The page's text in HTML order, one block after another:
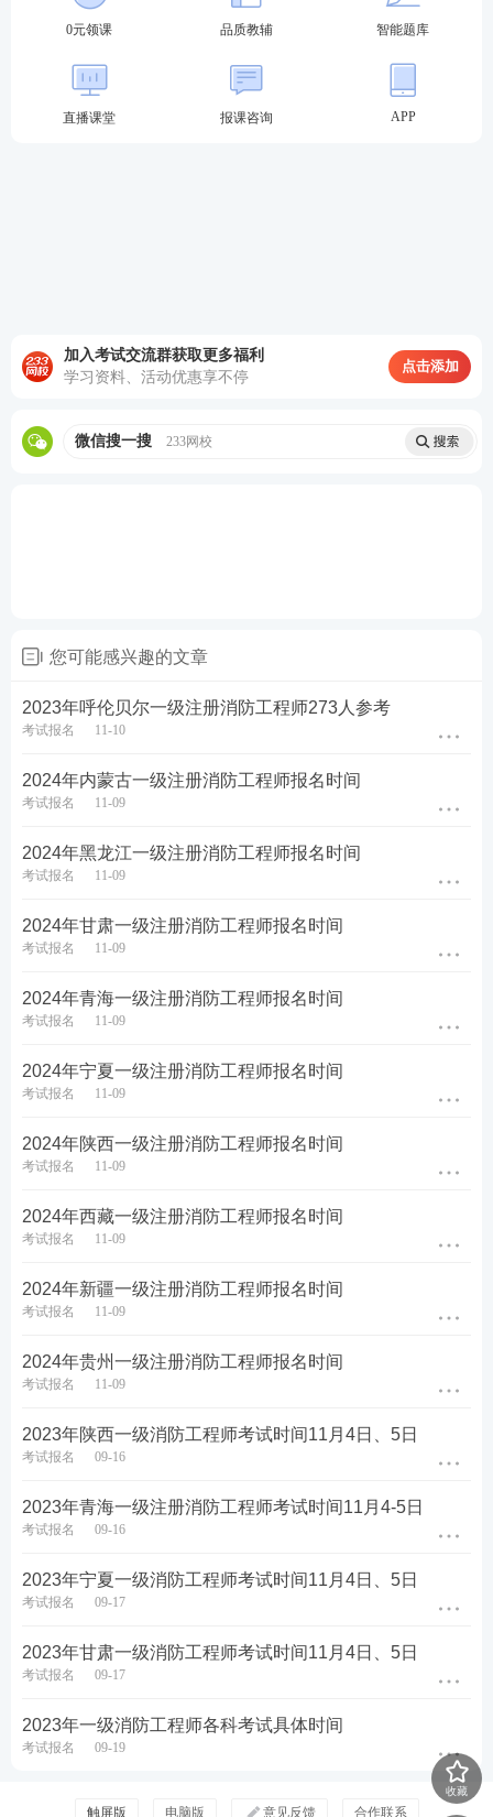
0元领课 品质教辅 智能题库
直播课堂 报课咨询 APP
加入考试交流群获取更多福利
学习资料、活动优惠享不停
点击添加
微信搜一搜 233网校
您可能感兴趣的文章
2023年呼伦贝尔一级注册消防工程师273人参考
考试报名 11-10
2024年内蒙古一级注册消防工程师报名时间
考试报名 11-09
2024年黑龙江一级注册消防工程师报名时间
考试报名 11-09
2024年甘肃一级注册消防工程师报名时间
考试报名 11-09
2024年青海一级注册消防工程师报名时间
考试报名 11-09
2024年宁夏一级注册消防工程师报名时间
考试报名 11-09
2024年陕西一级注册消防工程师报名时间
考试报名 11-09
2024年西藏一级注册消防工程师报名时间
考试报名 11-09
2024年新疆一级注册消防工程师报名时间
考试报名 11-09
2024年贵州一级注册消防工程师报名时间
考试报名 11-09
2023年陕西一级消防工程师考试时间11月4日、5日
考试报名 09-16
2023年青海一级注册消防工程师考试时间11月4-5日
考试报名 09-16
2023年宁夏一级消防工程师考试时间11月4日、5日
考试报名 09-17
2023年甘肃一级消防工程师考试时间11月4日、5日
考试报名 09-17
2023年一级消防工程师各科考试具体时间
考试报名 09-19
收藏
触屏版 电脑版 意见反馈 合作联系